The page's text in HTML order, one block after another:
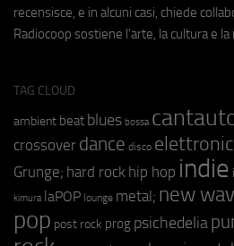
recensisce, e in alcuni casi, chiede
Radiocoop sostiene l'arte, la cultura e
TAG CLOUD
ambient beat blues bossa
crossover dance disco
Grunge; hard rock hip hop indie
kimura laPOP lounge metal; new
pop post rock prog psichedelia